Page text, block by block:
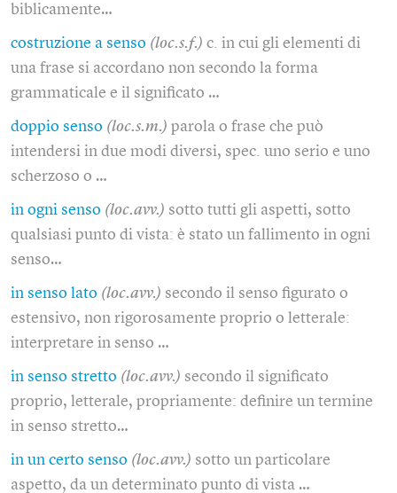
biblicamente…
costruzione a senso (loc.s.f.) c. in cui gli elementi di
una frase si accordano non secondo la forma
grammaticale e il significato …
doppio senso (loc.s.m.) parola o frase che può
intendersi in due modi diversi, spec. uno serio e uno
scherzoso o …
in ogni senso (loc.avv.) sotto tutti gli aspetti, sotto
qualsiasi punto di vista: è stato un fallimento in ogni
senso…
in senso lato (loc.avv.) secondo il senso figurato o
estensivo, non rigorosamente proprio o letterale:
interpretare in senso …
in senso stretto (loc.avv.) secondo il significato
proprio, letterale, propriamente: definire un termine
in senso stretto…
in un certo senso (loc.avv.) sotto un particolare
aspetto, da un determinato punto di vista …